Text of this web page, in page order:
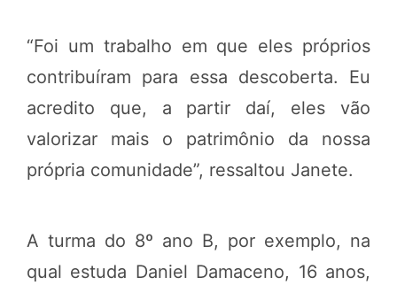
“Foi um trabalho em que eles próprios
contribuíram para essa descoberta. Eu
acredito que, a partir daí, eles vão
valorizar mais o patrimônio da nossa
própria comunidade”, ressaltou Janete.
A turma do 8º ano B, por exemplo, na
qual estuda Daniel Damaceno, 16 anos,